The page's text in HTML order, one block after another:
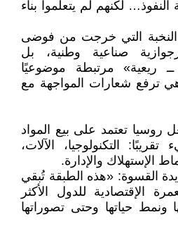
النفوذ… لكنهم لم يتعلموا بناء
النخبة التي خرجت من فوضى
صناعية وطنية، بل
ــ ريعية» مرتبطة موضوعيًا
ترفع شعارات المواجهة مع
روسيا تعتمد على بيع المواد
التكنولوجيا، الآلات،
الإستهلاك والإدارة.
القسوة: «هذه الطبقة تُبقي
الإقتصادية للدول الأكثر
ونمط حياتها وحتى تصوراتها